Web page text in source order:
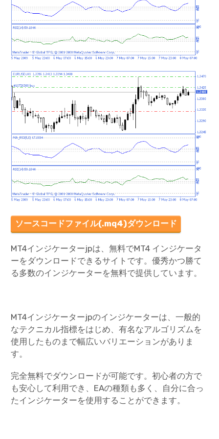
ソースコードファイル(.mq4)ダウンロード
MT4インジケーターjpは、無料でMT4 インジケータ
ーをダウンロードできるサイトです。優秀かつ勝て
る多数のインジケーターを無料で提供しています。
MT4インジケーターjpのインジケーターは、一般的
なテクニカル指標をはじめ、有名なアルゴリズムを
使用したものまで幅広いバリエーションがありま
す。
完全無料でダウンロードが可能です。初心者の方で
も安心して利用でき、EAの種類も多く、自分に合っ
たインジケーターを使用することができます。